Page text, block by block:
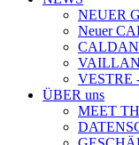
NEUER
Neuer
VESTRE
ÜBER uns
MEET